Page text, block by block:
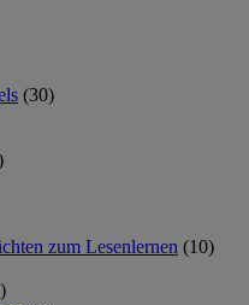
(30)
zum Lesenlernen (10)